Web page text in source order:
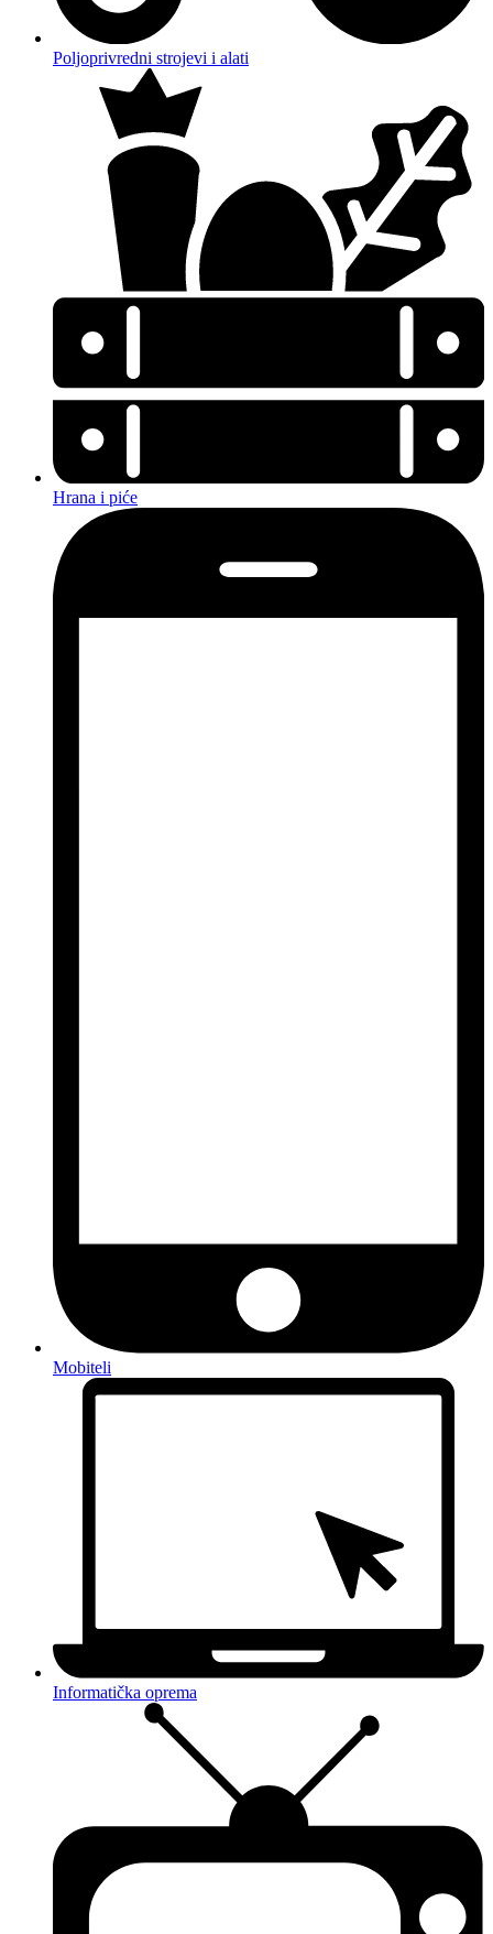
Poljoprivredni strojevi i alati
Hrana i piće
Mobiteli
Informatička oprema